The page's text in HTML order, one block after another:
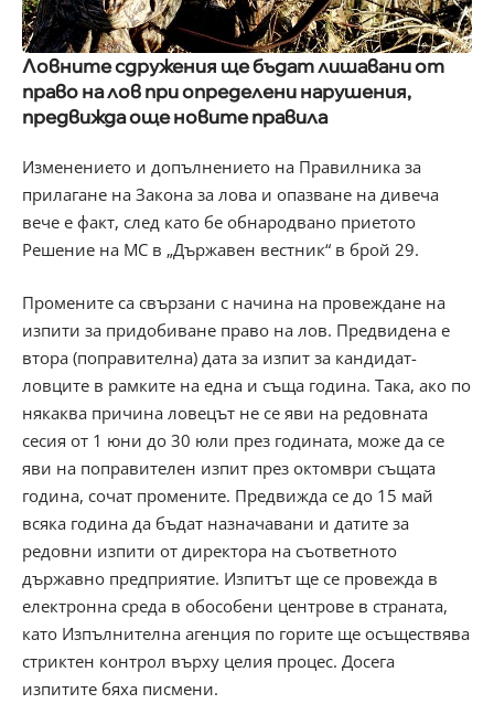
Ловните сдружения ще бъдат лишавани от
право на лов при определени нарушения,
предвижда още новите правила
Изменението и допълнението на Правилника за
прилагане на Закона за лова и опазване на дивеча
вече е факт, след като бе обнародвано приетото
Решение на МС в „Държавен вестник“ в брой 29.
Промените са свързани с начина на провеждане на
изпити за придобиване право на лов. Предвидена е
втора (поправителна) дата за изпит за кандидат-
ловците в рамките на една и съща година. Така, ако по
някаква причина ловецът не се яви на редовната
сесия от 1 юни до 30 юли през годината, може да се
яви на поправителен изпит през октомври същата
година, сочат промените. Предвижда се до 15 май
всяка година да бъдат назначавани и датите за
редовни изпити от директора на съответното
държавно предприятие. Изпитът ще се провежда в
електронна среда в обособени центрове в страната,
като Изпълнителна агенция по горите ще осъществява
стриктен контрол върху целия процес. Досега
изпитите бяха писмени.